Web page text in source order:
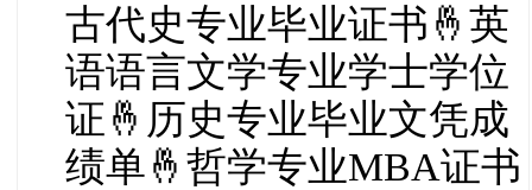
古代史专业毕业证书🤞英
语语言文学专业学士学位
证🤞历史专业毕业文凭成
绩单🤞哲学专业MBA证书